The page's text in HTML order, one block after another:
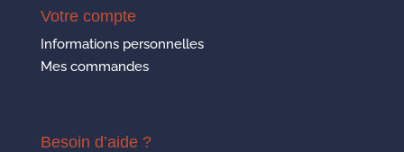
Votre compte
Informations personnelles
Mes commandes
Besoin d’aide ?